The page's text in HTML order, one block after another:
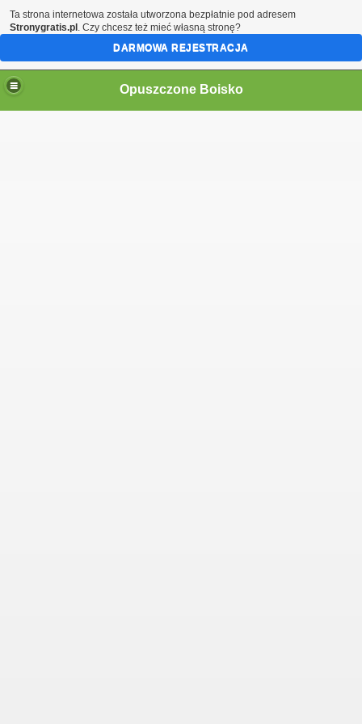
Opuszczone Boisko
Ta strona internetowa została utworzona bezpłatnie pod adresem
Stronygratis.pl . Czy chcesz też mieć własną stronę?
DARMOWA REJESTRACJA